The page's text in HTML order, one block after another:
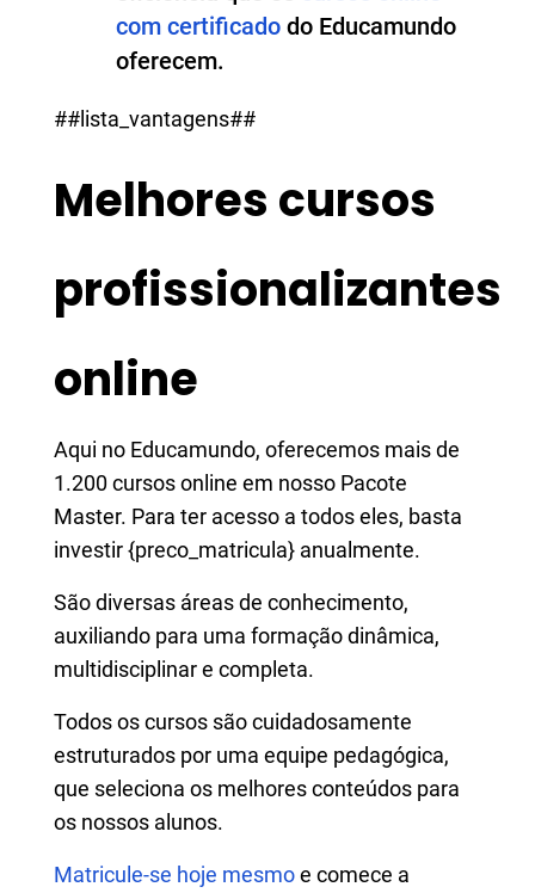
com certificado do Educamundo
oferecem.
##lista_vantagens##
Melhores cursos
profissionalizantes
online
Aqui no Educamundo, oferecemos mais de
1.200 cursos online em nosso Pacote
Master. Para ter acesso a todos eles, basta
investir {preco_matricula} anualmente.
São diversas áreas de conhecimento,
auxiliando para uma formação dinâmica,
multidisciplinar e completa.
Todos os cursos são cuidadosamente
estruturados por uma equipe pedagógica,
que seleciona os melhores conteúdos para
os nossos alunos.
Matricule-se hoje mesmoe comece a